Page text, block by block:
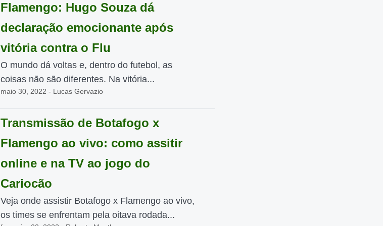
Flamengo: Hugo Souza dá
declaração emocionante após
vitória contra o Flu
O mundo dá voltas e, dentro do futebol, as
coisas não são diferentes. Na vitória...
maio 30, 2022 - Lucas Gervazio
Transmissão de Botafogo x
Flamengo ao vivo: como assitir
online e na TV ao jogo do
Cariocão
Veja onde assistir Botafogo x Flamengo ao vivo,
os times se enfrentam pela oitava rodada...